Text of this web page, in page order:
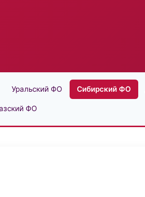
Уральский ФО Сибирский ФО
ФО